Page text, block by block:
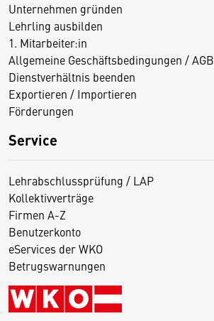
Unternehmen gründen
Lehrling ausbilden
1. Mitarbeiter:in
Allgemeine Geschäftsbedingungen / AGB
Dienstverhältnis beenden
Exportieren / Importieren
Förderungen
Service
Lehrabschlussprüfung / LAP
Kollektivverträge
Firmen A-Z
Benutzerkonto
eServices der WKO
Betrugswarnungen